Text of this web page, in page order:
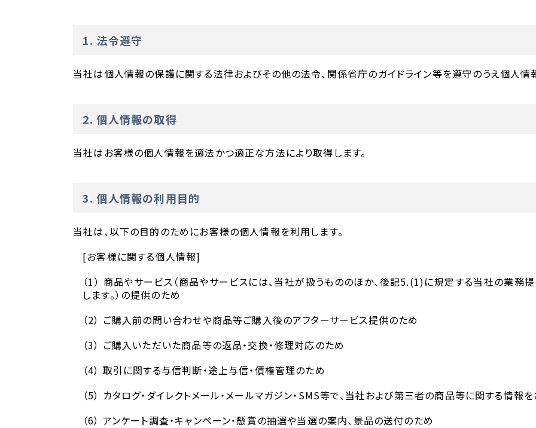
1. 法令遵守
当社は個人情報の保護に関する法律およびその他の法令、関係省庁のガイドライン等を遵守のうえ個人情
2. 個人情報の取得
当社はお客様の個人情報を適法かつ適正な方法により取得します。
3. 個人情報の利用目的
当社は、以下の目的のためにお客様の個人情報を利用します。
[お客様に関する個人情報]
（1） 商品やサービス（商品やサービスには、当社が扱うもののほか、後記5.(1)に規定する当社の業務
します。）の提供のため
（2） ご購入前の問い合わせや商品等ご購入後のアフターサービス提供のため
（3） ご購入いただいた商品等の返品・交換・修理対応のため
（4） 取引に関する与信判断・途上与信・債権管理のため
（5） カタログ・ダイレクトメール・メールマガジン・SMS等で、当社および第三者の商品等に関する情報
（6） アンケート調査・キャンペーン・懸賞の抽選や当選の案内、景品の送付のため